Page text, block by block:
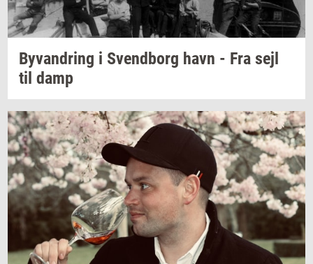
Byvan­dring i Svend­borg havn - Fra sejl
til damp